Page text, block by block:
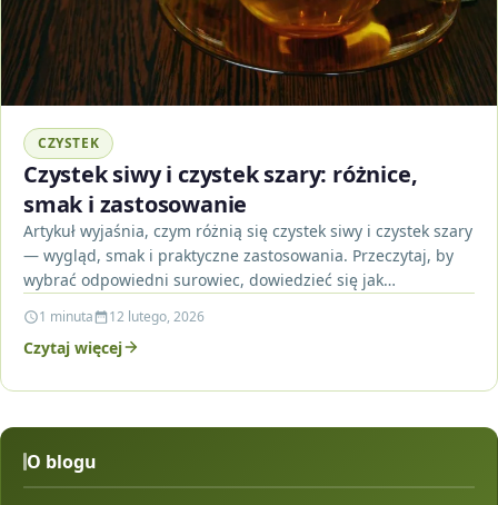
CZYSTEK
Czystek siwy i czystek szary: różnice,
smak i zastosowanie
Artykuł wyjaśnia, czym różnią się czystek siwy i czystek szary
— wygląd, smak i praktyczne zastosowania. Przeczytaj, by
wybrać odpowiedni surowiec, dowiedzieć się jak…
1 minuta 12 lutego, 2026
Czytaj więcej
O blogu